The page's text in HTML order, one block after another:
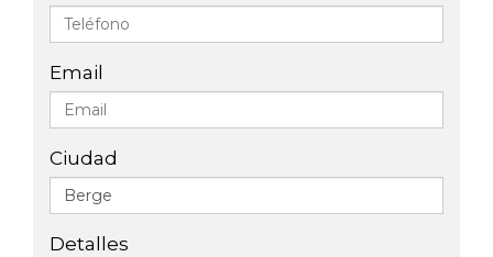
Email
Ciudad
Detalles